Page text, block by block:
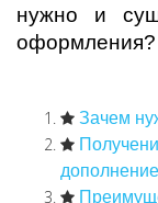
нужно и
оформления?
Зачем